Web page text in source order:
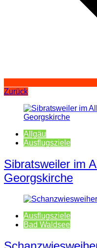
Zurück
Allgäu
Ausflugsziele
Sibratsweiler im
Georgskirche
Ausflugsziele
Bad Waldsee